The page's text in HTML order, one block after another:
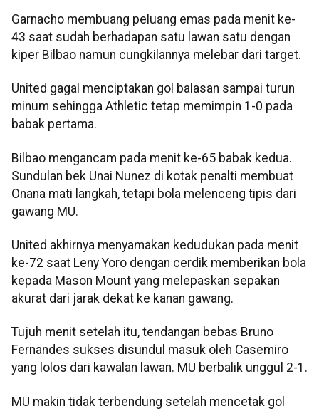
Garnacho membuang peluang emas pada menit ke-
43 saat sudah berhadapan satu lawan satu dengan
kiper Bilbao namun cungkilannya melebar dari target.
United gagal menciptakan gol balasan sampai turun
minum sehingga Athletic tetap memimpin 1-0 pada
babak pertama.
Bilbao mengancam pada menit ke-65 babak kedua.
Sundulan bek Unai Nunez di kotak penalti membuat
Onana mati langkah, tetapi bola melenceng tipis dari
gawang MU.
United akhirnya menyamakan kedudukan pada menit
ke-72 saat Leny Yoro dengan cerdik memberikan bola
kepada Mason Mount yang melepaskan sepakan
akurat dari jarak dekat ke kanan gawang.
Tujuh menit setelah itu, tendangan bebas Bruno
Fernandes sukses disundul masuk oleh Casemiro
yang lolos dari kawalan lawan. MU berbalik unggul 2-1.
MU makin tidak terbendung setelah mencetak gol